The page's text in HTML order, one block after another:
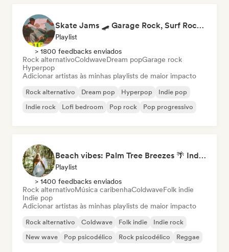
Skate Jams 🛹 Garage Rock, Surf Rock & Neo-Psych
Playlist
> 1800 feedbacks enviados
Rock alternativoColdwaveDream popGarage rock
Hyperpop
Adicionar artistas às minhas playlists de maior impacto
Rock alternativo Dream pop Hyperpop
Indie pop
Indie rock
Lofi bedroom Pop rock Pop progressivo
Beach vibes: Palm Tree Breezes 🌴 Indie Folk, Acoustic & Singer-Songwriter
Playlist
> 1400 feedbacks enviados
Rock alternativoMúsica caribenhaColdwaveFolk indie
Indie pop
Adicionar artistas às minhas playlists de maior impacto
Rock alternativo Coldwave Folk indie
Indie rock
New wave
Pop psicodélico Rock psicodélico Reggae